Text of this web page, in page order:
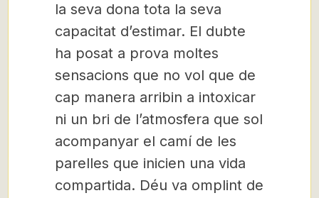
la seva dona tota la seva
capacitat d’estimar. El dubte
ha posat a prova moltes
sensacions que no vol que de
cap manera arribin a intoxicar
ni un bri de l’atmosfera que sol
acompanyar el camí de les
parelles que inicien una vida
compartida. Déu va omplint de